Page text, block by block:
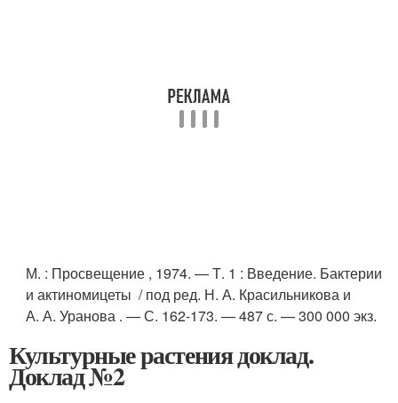
М. : Просвещение , 1974. — Т. 1 : Введение. Бактерии
и актиномицеты / под ред. Н. А. Красильникова и
А. А. Уранова . — С. 162-173. — 487 с. — 300 000 экз.
Культурные растения доклад.
Доклад №2